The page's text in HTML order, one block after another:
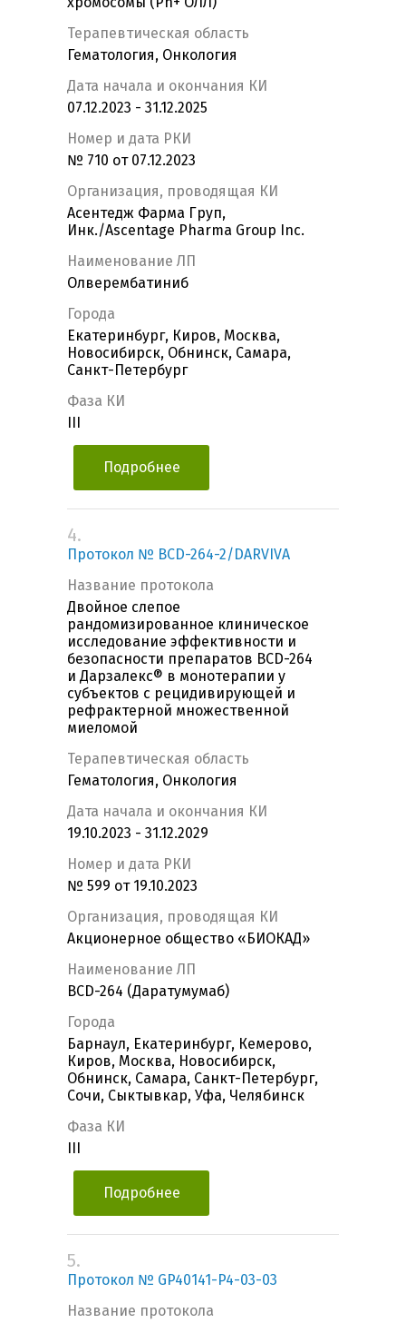
Терапевтическая область
Гематология, Онкология
Дата начала и окончания КИ
07.12.2023 - 31.12.2025
Номер и дата РКИ
№ 710 от 07.12.2023
Организация, проводящая КИ
Асентедж Фарма Груп,
Инк./Ascentage Pharma Group Inc.
Наименование ЛП
Олверембатиниб
Города
Екатеринбург, Киров, Москва,
Новосибирск, Обнинск, Самара,
Санкт-Петербург
Фаза КИ
Подробнее
4.
Протокол № BCD-264-2/DARVIVA
Название протокола
Двойное слепое
рандомизированное клиническое
исследование эффективности и
безопасности препаратов BCD-264
и Дарзалекс® в монотерапии у
субъектов с рецидивирующей и
рефрактерной множественной
миеломой
Терапевтическая область
Гематология, Онкология
Дата начала и окончания КИ
19.10.2023 - 31.12.2029
Номер и дата РКИ
№ 599 от 19.10.2023
Организация, проводящая КИ
Акционерное общество «БИОКАД»
Наименование ЛП
BCD-264 (Даратумумаб)
Города
Барнаул, Екатеринбург, Кемерово,
Киров, Москва, Новосибирск,
Обнинск, Самара, Санкт-Петербург,
Сочи, Сыктывкар, Уфа, Челябинск
Фаза КИ
Подробнее
5.
Протокол № GP40141-P4-03-03
Название протокола